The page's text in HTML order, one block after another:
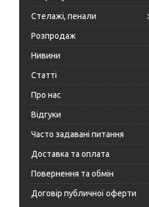
Стелажі, пенали
Розпродаж
Нивини
Статті
Про нас
Відгуки
Часто задавані питання
Доставка та оплата
Повернення та обмін
Договір публичної оферти